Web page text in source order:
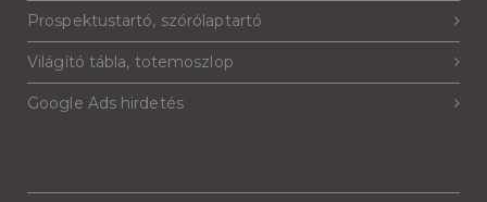
Prospektustartó, szórólaptartó
Világító tábla, totemoszlop
Google Ads hirdetés